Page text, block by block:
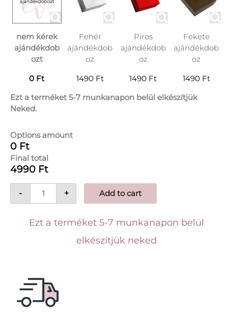
nem kérek
ajándékdob
ozt
0 Ft
Fehér
ajándékdob
oz
1490 Ft
Piros
ajándékdob
oz
1490 Ft
Fekete
ajándékdob
oz
1490 Ft
Ezt a terméket 5-7 munkanapon belül elkészítjük
Neked.
Options amount
0 Ft
Final total
4990 Ft
- + Add to cart
Ezt a terméket 5-7 munkanapon belül
elkészítjük neked